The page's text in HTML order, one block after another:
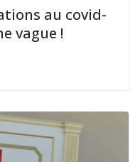
au covid-
vague !